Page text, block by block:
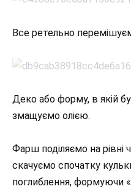
Все ретельно
Деко або форму, в якій
змащуємо олією.
Фарш поділяємо на рівні
скачуємо спочатку
поглиблення, формуючи